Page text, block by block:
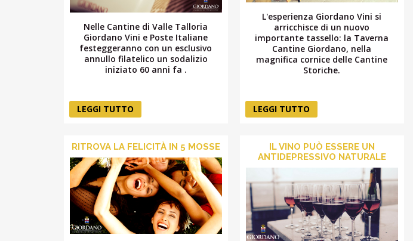
Nelle Cantine di Valle Talloria
Giordano Vini e Poste Italiane
festeggeranno con un esclusivo
annullo filatelico un sodalizio
iniziato 60 anni fa .
LEGGI TUTTO
L'esperienza Giordano Vini si
arricchisce di un nuovo
importante tassello: la Taverna
Cantine Giordano, nella
magnifica cornice delle Cantine
Storiche.
LEGGI TUTTO
RITROVA LA FELICITÀ IN 5 MOSSE
IL VINO PUÒ ESSERE UN
ANTIDEPRESSIVO NATURALE